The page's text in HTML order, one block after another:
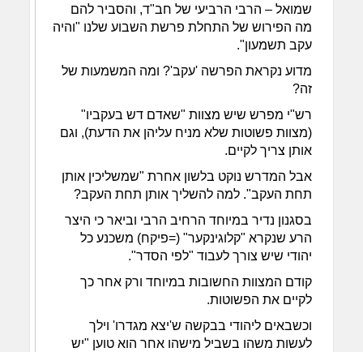
שמואל – הרבי הרביעי של חב"ד, והסביר להם
מה הפירוש של התחלת פרשת השבוע שלנו "והיה
עקב תשמעון".
מדוע נקראת הפרשה 'עקב'? ומה המשמעות של
זה?
רש"י מפרש שיש מצוות "שאדם דש בעקביו"
(מצוות פשוטות שלא מניח עליהן את הדעת), וגם
אותן צריך לקיים.
אבל המדרש נוקט בלשון אחרת "שמשליכין אותן
תחת העקב". למה להשליך אותן תחת העקב?
בסגנון נדיר במיוחד הרחיב הרבי וביאר כי היצר
הרע שנקרא "קלוגינקער" (=פיקח) משכנע כל
יהודי שיש צורך לעבוד "לפי הסדר".
קודם המצוות החשובות במיוחד ורק אחר כך
לקיים את הפשוטות.
וכשבאים ליהודי בבקשה ש'יצא מגדרו' וילך
לעשות משהו בשביל מישהו אחר הוא טוען "יש